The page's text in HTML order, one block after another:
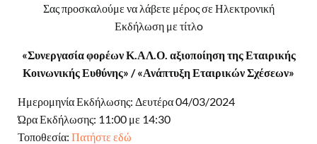
Σας προσκαλούμε να λάβετε μέρος σε Ηλεκτρονική
Εκδήλωση με τίτλo
«Συνεργασία φορέων Κ.ΑΛ.Ο. αξιοποίηση της Εταιρικής
Κοινωνικής Ευθύνης» / «Ανάπτυξη Εταιρικών Σχέσεων»
Ημερομηνία Εκδήλωσης: Δευτέρα 04/03/2024
Ώρα Εκδήλωσης: 11:00 με 14:30
Τοποθεσία: Πατήστε εδώ